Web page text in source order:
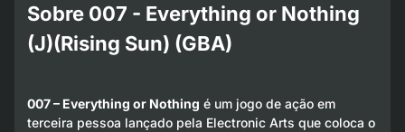
Sobre 007 - Everything or Nothing
(J)(Rising Sun) (GBA)
007 – Everything or Nothing é um jogo de ação em
terceira pessoa lançado pela Electronic Arts que coloca o